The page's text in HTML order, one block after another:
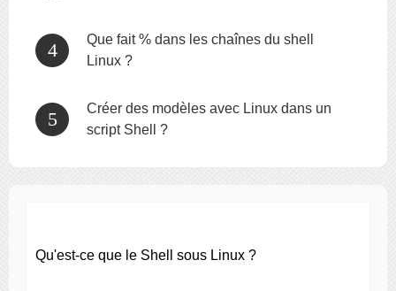
Que fait % dans les chaînes du shell
Linux ?
Créer des modèles avec Linux dans un
script Shell ?
Qu'est-ce que le Shell sous Linux ?